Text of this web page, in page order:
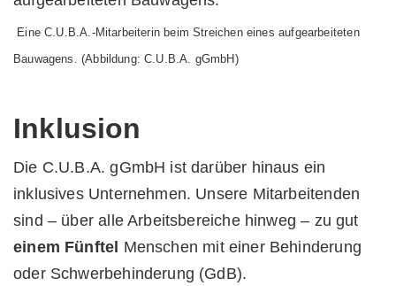
Eine C.U.B.A.-Mitarbeiterin beim Streichen eines aufgearbeiteten
Bauwagens. (Abbildung: C.U.B.A. gGmbH)
Inklusion
Die C.U.B.A. gGmbH ist darüber hinaus ein
inklusives Unternehmen. Unsere Mitarbeitenden
sind – über alle Arbeitsbereiche hinweg – zu gut
einem Fünftel Menschen mit einer Behinderung
oder Schwerbehinderung (GdB).